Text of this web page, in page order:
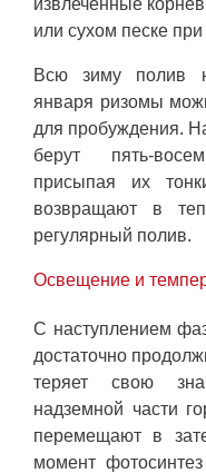
извлеченные
или сухом песке
Всю зиму полив
января ризомы
для пробуждения.
берут пять-
присыпая их
возвращают в
регулярный полив.
Освещение и
С наступлением
достаточно
теряет свою
надземной части
перемещают в
момент